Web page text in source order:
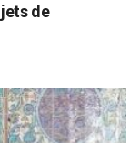
de